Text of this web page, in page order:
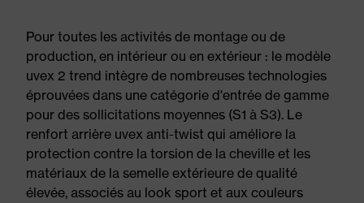
Pour toutes les activités de montage ou de
production, en intérieur ou en extérieur : le modèle
uvex 2 trend intègre de nombreuses technologies
éprouvées dans une catégorie d'entrée de gamme
pour des sollicitations moyennes (S1 à S3). Le
renfort arrière uvex anti-twist qui améliore la
protection contre la torsion de la cheville et les
matériaux de la semelle extérieure de qualité
élevée, associés au look sport et aux couleurs